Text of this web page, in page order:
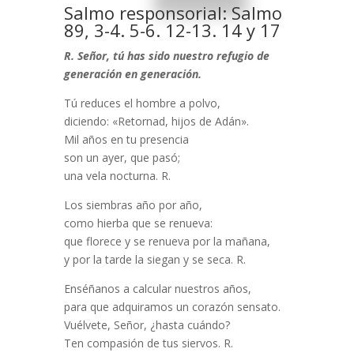
Salmo responsorial: Salmo
89, 3-4. 5-6. 12-13. 14 y 17
R. Señor, tú has sido nuestro refugio de
generación en generación.
Tú reduces el hombre a polvo,
diciendo: «Retornad, hijos de Adán».
Mil años en tu presencia
son un ayer, que pasó;
una vela nocturna. R.
Los siembras año por año,
como hierba que se renueva:
que florece y se renueva por la mañana,
y por la tarde la siegan y se seca. R.
Enséñanos a calcular nuestros años,
para que adquiramos un corazón sensato.
Vuélvete, Señor, ¿hasta cuándo?
Ten compasión de tus siervos. R.